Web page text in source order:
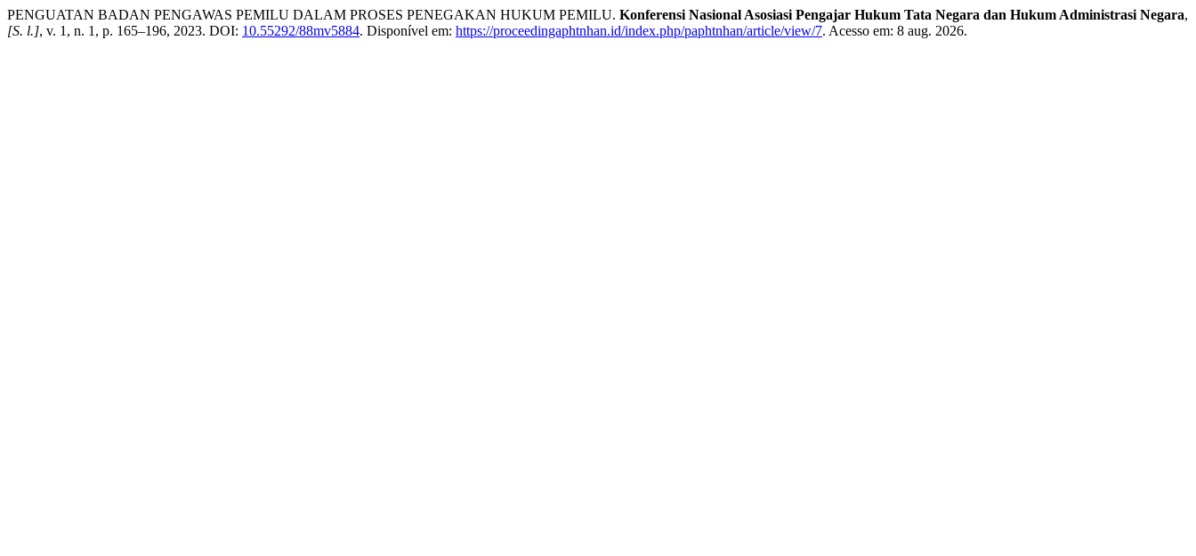
PENGUATAN BADAN PENGAWAS PEMILU DALAM PROSES PENEGAKAN HUKUM PEMILU. Konferensi Nasional Asosiasi Pengajar Hukum Tata Negara dan Hukum Administrasi Negara,
[S. l.], v. 1, n. 1, p. 165–196, 2023. DOI: 10.55292/88mv5884. Disponível em: https://proceedingaphtnhan.id/index.php/paphtnhan/article/view/7. Acesso em: 8 aug. 2026.